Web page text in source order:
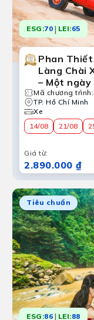
ESG:70 | LEI:65
Phan Thiết
Làng Chài
– Một
Mã chương trình:
TP. Hồ Chí Minh
Xe
14/08
21/08
Giá từ:
2.890.000 ₫
Tiêu chuẩn
ESG:86 | LEI:88